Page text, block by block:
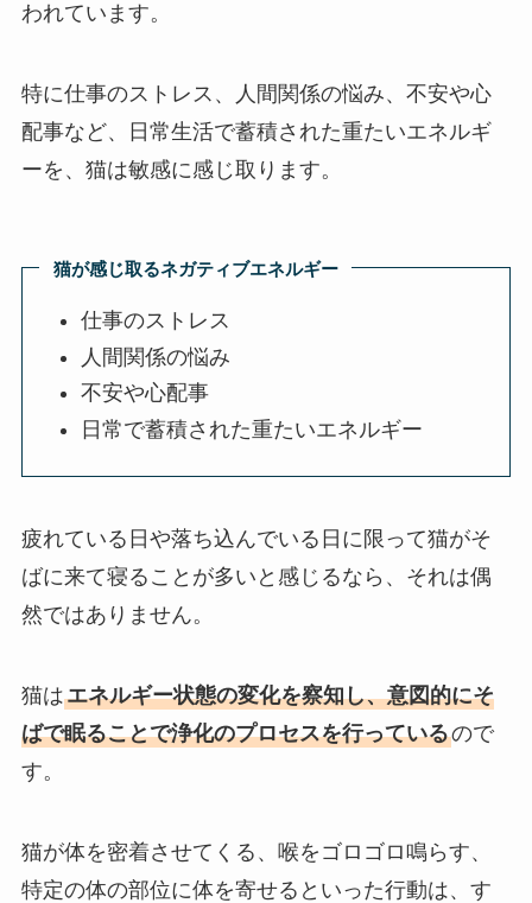
われています。
特に仕事のストレス、人間関係の悩み、不安や心
配事など、日常生活で蓄積された重たいエネルギ
ーを、猫は敏感に感じ取ります。
猫が感じ取るネガティブエネルギー
仕事のストレス
人間関係の悩み
不安や心配事
日常で蓄積された重たいエネルギー
疲れている日や落ち込んでいる日に限って猫がそ
ばに来て寝ることが多いと感じるなら、それは偶
然ではありません。
猫はエネルギー状態の変化を察知し、意図的にそ
ばで眠ることで浄化のプロセスを行っているので
す。
猫が体を密着させてくる、喉をゴロゴロ鳴らす、
特定の体の部位に体を寄せるといった行動は、す